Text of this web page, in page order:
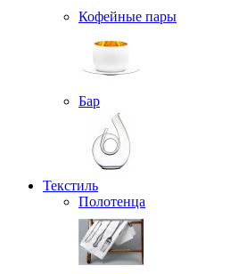
Кофейные пары
Бар
Текстиль
Полотенца